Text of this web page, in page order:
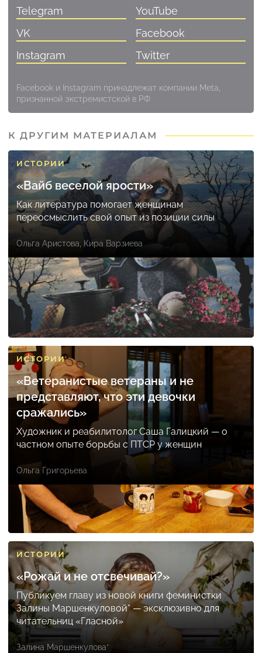
Telegram
YouTube
VK
Facebook
Instagram
Twitter
Facebook и Instagram принадлежат компании Meta,
признанной экстремистской в РФ
К ДРУГИМ МАТЕРИАЛАМ
ИСТОРИИ
«Вайб веселой ярости»
Как литература помогает женщинам
переосмыслить свой опыт из позиции силы
Ольга Аристова, Кира Варзиева
ИСТОРИИ
«Ветеранистые ветераны и не
представляют, что эти девочки
сражались»
Художник и реабилитолог Саша Галицкий — о
частном опыте борьбы с ПТСР у женщин
Ольга Григорьева
ИСТОРИИ
«Рожай и не отсвечивай?»
Публикуем главу из новой книги феминистки
Залины Маршенкуловой* — эксклюзивно для
читательниц «Гласной»
Залина Маршенкулова*